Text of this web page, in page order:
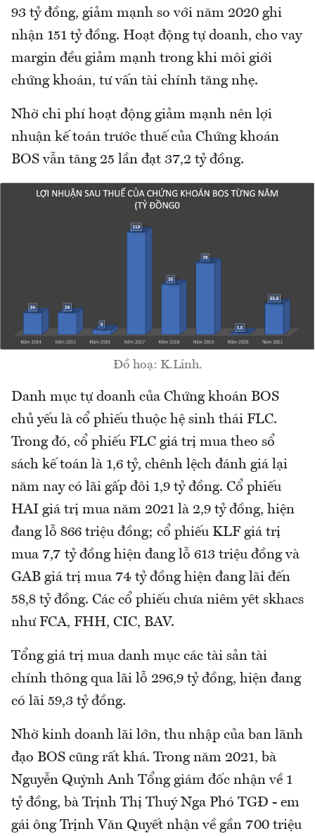
93 tỷ đồng, giảm mạnh so với năm 2020 ghi
nhận 151 tỷ đồng. Hoạt động tự doanh, cho vay
margin đều giảm mạnh trong khi môi giới
chứng khoán, tư vấn tài chính tăng nhẹ.
Nhờ chi phí hoạt động giảm mạnh nên lợi
nhuận kế toán trước thuế của Chứng khoán
BOS vẫn tăng 25 lần đạt 37,2 tỷ đồng.
Đồ hoạ: K.Linh.
Danh mục tự doanh của Chứng khoán BOS
chủ yếu là cổ phiếu thuộc hệ sinh thái FLC.
Trong đó, cổ phiếu FLC giá trị mua theo sổ
sách kế toán là 1,6 tỷ, chênh lệch đánh giá lại
năm nay có lãi gấp đôi 1,9 tỷ đồng. Cổ phiếu
HAI giá trị mua năm 2021 là 2,9 tỷ đồng, hiện
đang lỗ 866 triệu đồng; cổ phiếu KLF giá trị
mua 7,7 tỷ đồng hiện đang lỗ 613 triệu đồng và
GAB giá trị mua 74 tỷ đồng hiện đang lãi đến
58,8 tỷ đồng. Các cổ phiếu chưa niêm yêt skhacs
như FCA, FHH, CIC, BAV.
Tổng giá trị mua danh mục các tài sản tài
chính thông qua lãi lỗ 296,9 tỷ đồng, hiện đang
có lãi 59,3 tỷ đồng.
Nhờ kinh doanh lãi lớn, thu nhập của ban lãnh
đạo BOS cũng rất khá. Trong năm 2021, bà
Nguyễn Quỳnh Anh Tổng giám đốc nhận về 1
tỷ đồng, bà Trịnh Thị Thuý Nga Phó TGĐ - em
gái ông Trịnh Văn Quyết nhận về gần 700 triệu